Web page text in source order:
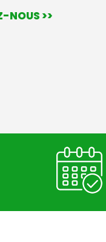
NOUS >>